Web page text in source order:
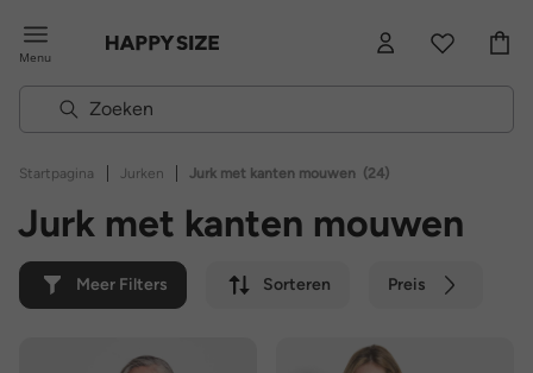
Menu
Startpagina | Jurken | Jurk met kanten mouwen (24)
Jurk met kanten mouwen
Meer Filters Sorteren Preis